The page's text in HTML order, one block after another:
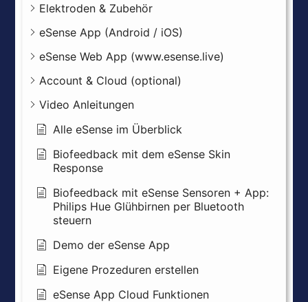
Elektroden & Zubehör
eSense App (Android / iOS)
eSense Web App (www.esense.live)
Account & Cloud (optional)
Video Anleitungen
Alle eSense im Überblick
Biofeedback mit dem eSense Skin
Response
Biofeedback mit eSense Sensoren + App:
Philips Hue Glühbirnen per Bluetooth
steuern
Demo der eSense App
Eigene Prozeduren erstellen
eSense App Cloud Funktionen